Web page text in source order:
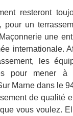
resteront
pour un
une
internationale.
les
pour mener
Marne dans le
de qualité
vous voulez.